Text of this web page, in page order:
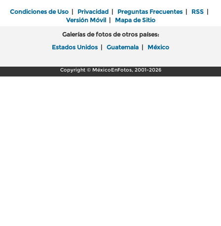
Condiciones de Uso | Privacidad | Preguntas Frecuentes | RSS |
Versión Móvil| Mapa de Sitio
Galerías de fotos de otros países:
Estados Unidos | Guatemala | México
Copyright © MéxicoEnFotos, 2001-2026